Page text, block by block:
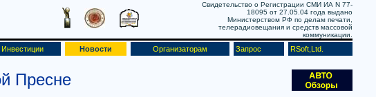
Свидетельство о Регистрации СМИ ИА N 77-
18095 от 27.05.04 года выдано
Министерством РФ по делам печати,
телерадиовещания и средств массовой
коммуникации.
Инвестиции Новости Организаторам Запрос RSoft,Ltd.
Пресне